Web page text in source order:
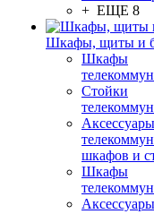
+ ЕЩЕ 8
Шкафы, щиты и
Шкафы
Стойки
шкафов и
Шкафы